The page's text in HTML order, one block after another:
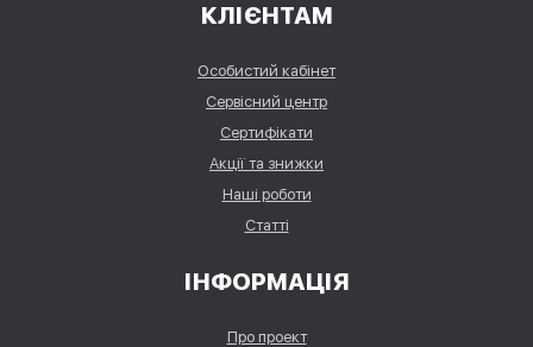
КЛІЄНТАМ
Особистий кабінет
Сервісний центр
Сертифікати
Акції та знижки
Наші роботи
Статті
ІНФОРМАЦІЯ
Про проект